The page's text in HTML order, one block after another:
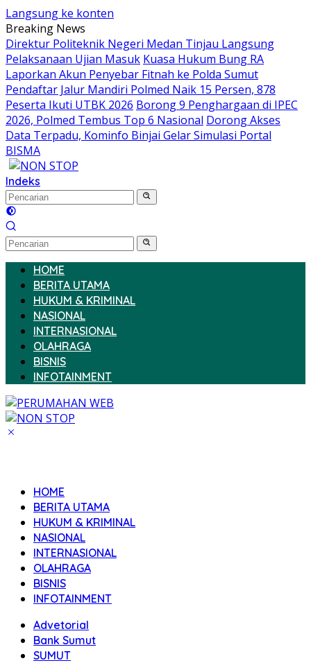
Langsung ke konten
Breaking News
Direktur Politeknik Negeri Medan Tinjau Langsung
Pelaksanaan Ujian Masuk Kuasa Hukum Bung RA
Laporkan Akun Penyebar Fitnah ke Polda Sumut
Pendaftar Jalur Mandiri Polmed Naik 15 Persen, 878
Peserta Ikuti UTBK 2026 Borong 9 Penghargaan di IPEC
2026, Polmed Tembus Top 6 Nasional Dorong Akses
Data Terpadu, Kominfo Binjai Gelar Simulasi Portal
BISMA
Indeks
HOME
BERITA UTAMA
HUKUM & KRIMINAL
NASIONAL
INTERNASIONAL
OLAHRAGA
BISNIS
INFOTAINMENT
HOME
BERITA UTAMA
HUKUM & KRIMINAL
NASIONAL
INTERNASIONAL
OLAHRAGA
BISNIS
INFOTAINMENT
Advetorial
Bank Sumut
SUMUT